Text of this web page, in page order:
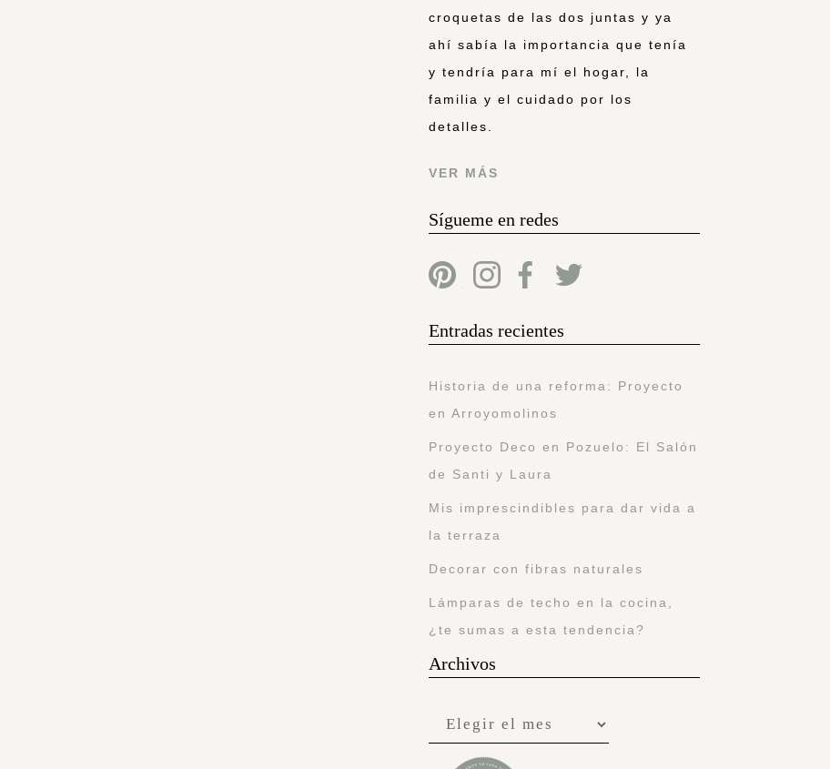
croquetas de las dos juntas y ya
ahí sabía la importancia que tenía
y tendría para mí el hogar, la
familia y el cuidado por los
detalles.
VER MÁS
Sígueme en redes
Entradas recientes
Historia de una reforma: Proyecto
en Arroyomolinos
Proyecto Deco en Pozuelo: El Salón
de Santi y Laura
Mis imprescindibles para dar vida a
la terraza
Decorar con fibras naturales
Lámparas de techo en la cocina,
¿te sumas a esta tendencia?
Archivos